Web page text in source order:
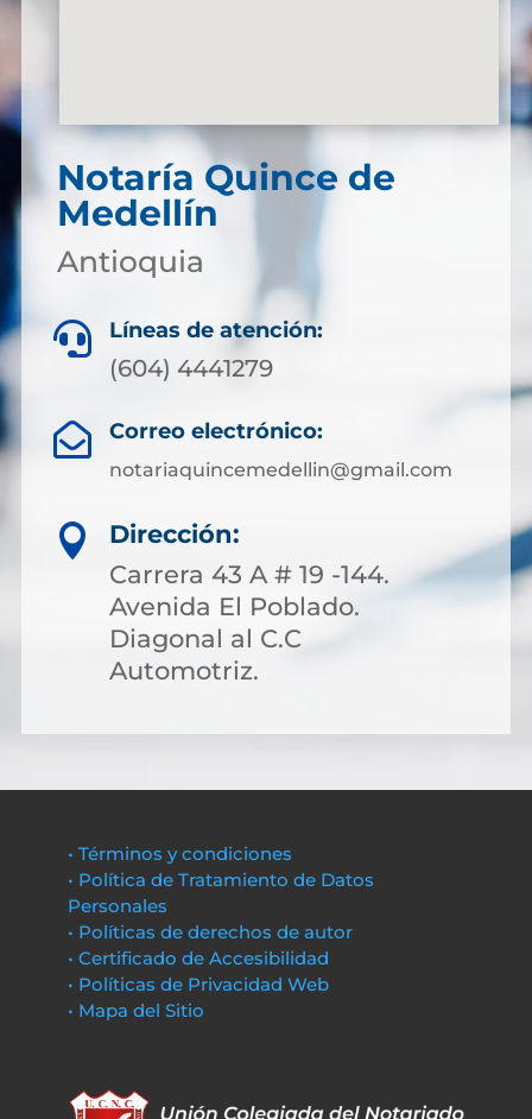
Notaría Quince de
Medellín
Antioquia
 Líneas de atención:
(604) 4441279
 Correo electrónico:
notariaquincemedellin@gmail.com

Dirección:
Carrera 43 A # 19 -144.
Avenida El Poblado.
Diagonal al C.C
Automotriz.
• Términos y condiciones
• Política de Tratamiento de Datos
Personales
• Políticas de derechos de autor
• Certificado de Accesibilidad
• Políticas de Privacidad Web
• Mapa del Sitio